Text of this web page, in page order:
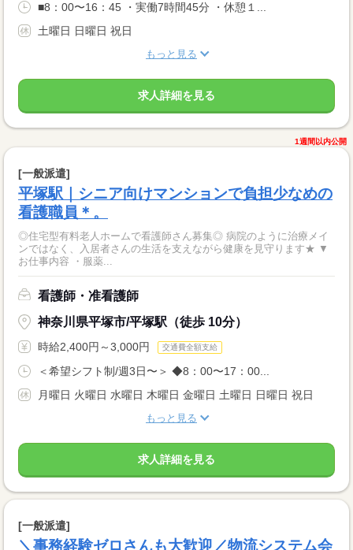
■8：00〜16：45 ・実働7時間45分 ・休憩１...
土曜日 日曜日 祝日
もっと見る
求人詳細を見る
1週間以内公開
[一般派遣]
平塚駅｜シニア向けマンションで負担少なめの
看護職員＊。
◎住宅型有料老人ホームで看護師さん募集◎ 病院のように治療メイ
ンではなく、入居者さんの生活を支えながら健康を見守ります★ ▼
お仕事内容 ・服薬...
看護師・准看護師
神奈川県平塚市/平塚駅（徒歩 10分）
時給2,400円～3,000円 交通費全額支給
＜希望シフト制/週3日〜＞ ◆8：00〜17：00...
月曜日 火曜日 水曜日 木曜日 金曜日 土曜日 日曜日 祝日
もっと見る
求人詳細を見る
[一般派遣]
＼事務経験ゼロさんも大歓迎／物流システム会